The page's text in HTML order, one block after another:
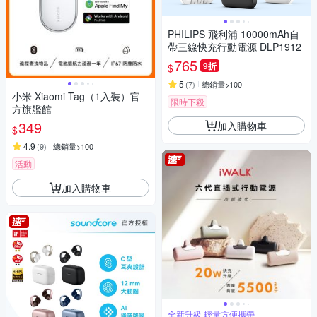
小米 Xiaomi Tag（1入裝）官
方旗艦館
$349
4.9 (9) 總銷量>100
活動
加入購物車
PHILIPS 飛利浦 10000mAh自
帶三線快充行動電源 DLP1912
$765 9折
5 (7) 總銷量>100
限時下殺
加入購物車
全新升級 輕量方便攜帶